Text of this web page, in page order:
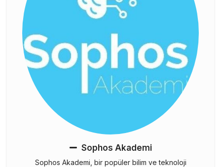
Sophos Akademi
Sophos Akademi, bir popüler bilim ve teknoloji